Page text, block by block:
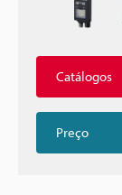
Catálogos
Preço